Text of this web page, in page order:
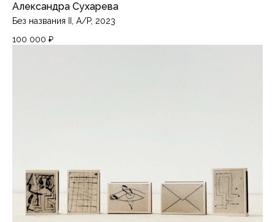
Александра Сухарева
Без названия II, A/P, 2023
100 000 ₽
Instagram*
Telegram
Разработка сайта